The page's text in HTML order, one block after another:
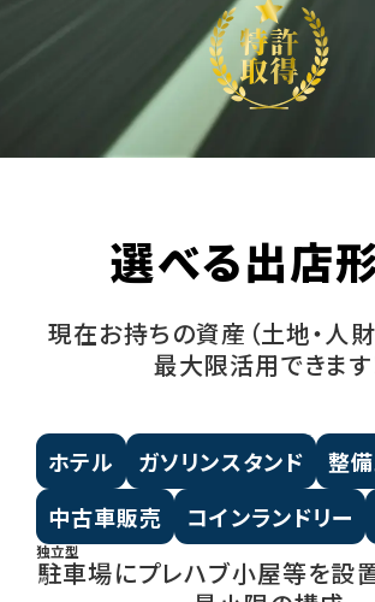
選べる出店
現在お持ちの資産（土地・人財
最大限活用できます
ホテル ガソリンスタンド
整
中古車販売
コインランドリー
独立型
駐車場にプレハブ小屋等を設